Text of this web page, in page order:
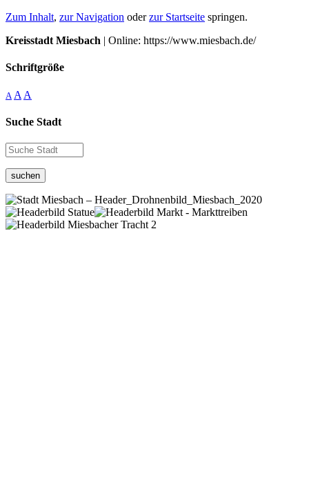
Zum Inhalt, zur Navigation oderzur Startseite springen.
Kreisstadt Miesbach | Online: https://www.miesbach.de/
Schriftgröße
A A A
Suche Stadt
suchen